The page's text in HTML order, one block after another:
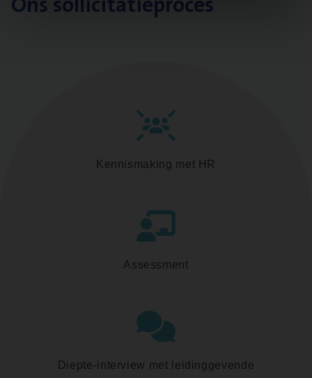
Kennismaking met HR
Assessment
Diepte-interview met leidinggevende